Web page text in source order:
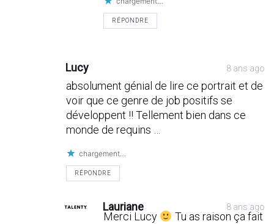
RÉPONDRE
Lucy 8 ans ago
absolument génial de lire ce portrait et de
voir que ce genre de job positifs se
développent !! Tellement bien dans ce
monde de requins …
chargement…
RÉPONDRE
Lauriane 8 ans ago
Merci Lucy
Tu as raison ça fait